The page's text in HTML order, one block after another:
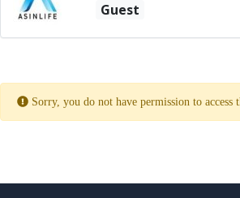
Guest
Sorry, you do not have permission to access